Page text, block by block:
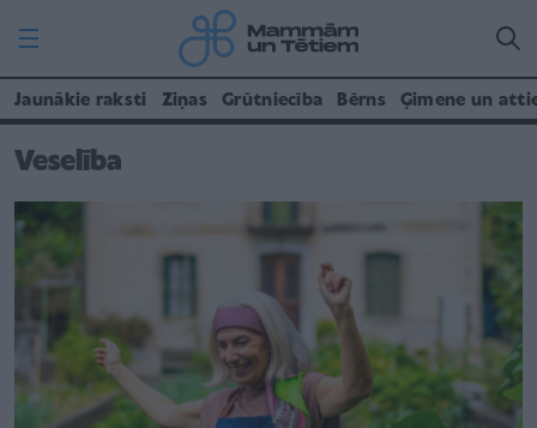
Jaunākie raksti Ziņas Grūtniecība Bērns Ģimene un
Veselība